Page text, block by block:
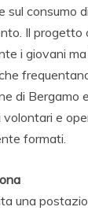
sul consumo
Il progetto
i giovani
di Bergamo
volontari e
formati.
una